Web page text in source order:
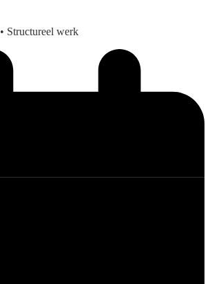
• Structureel werk